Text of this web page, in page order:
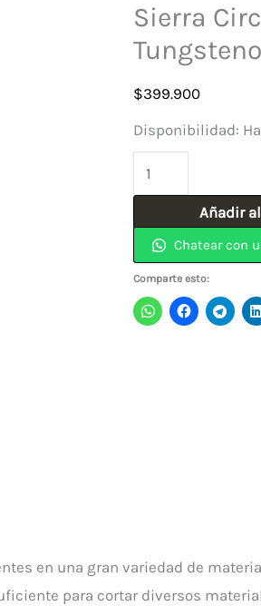
Sierra
$399.900
Disponibilidad:
Sierra
Circular
100
Dientes
Añadir
Chatear con
Comparte esto:
en una gran variedad de
para cortar diversos